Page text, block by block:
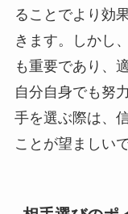
ることでより効
きます。しかし
も重要であり、
自分自身でも努
手を選ぶ際は、
ことが望ましいで